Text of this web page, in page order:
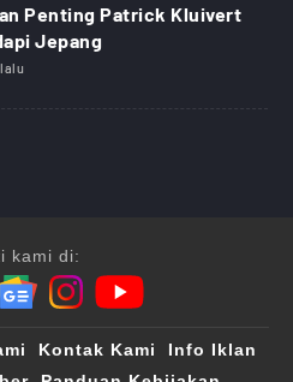
Penting Patrick Kluivert
Jepang
kami di:
Kontak Kami
Info Iklan